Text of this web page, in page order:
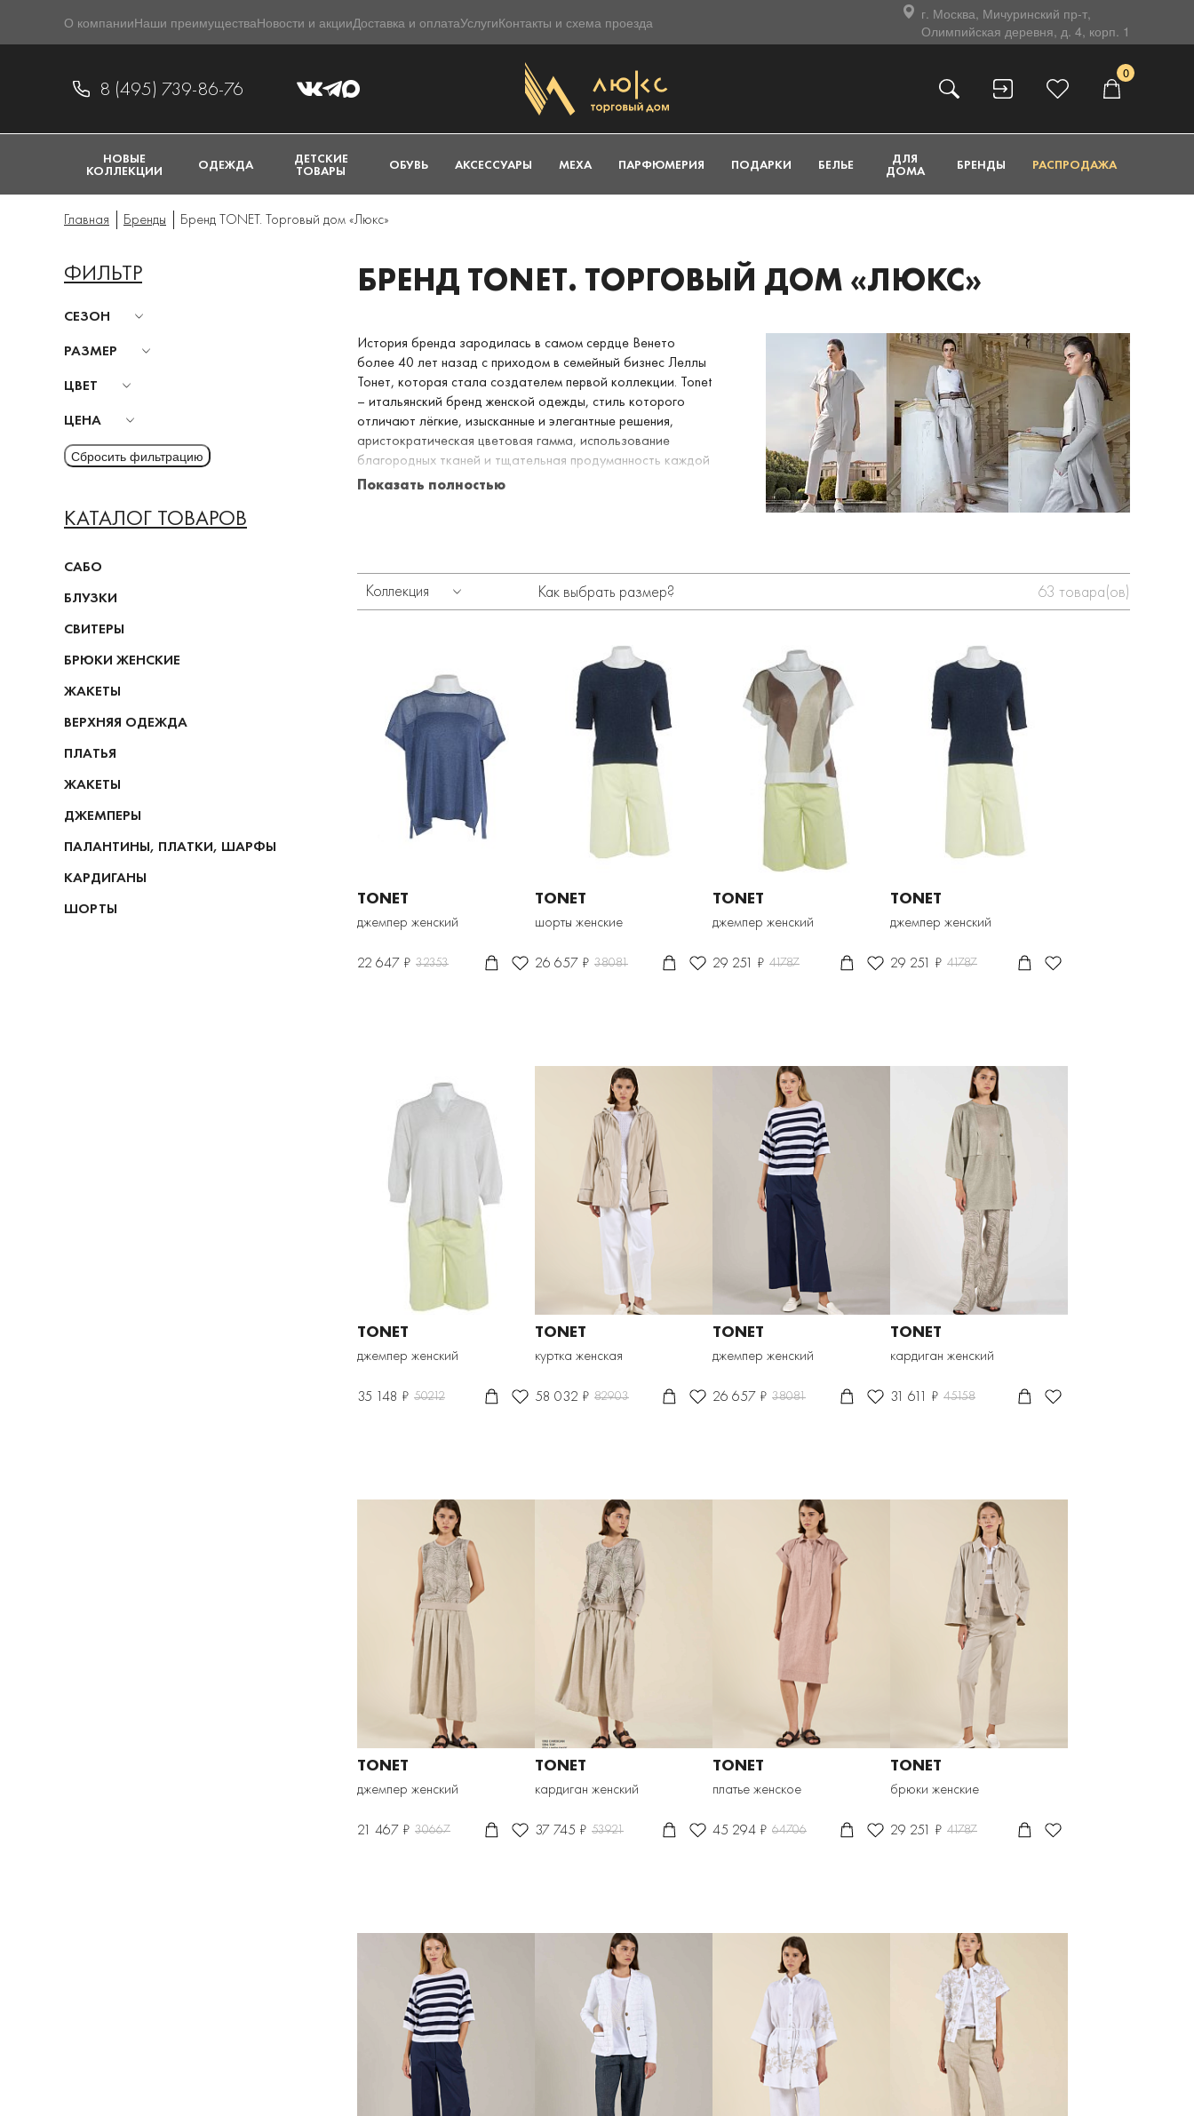
О компанииНаши преимуществаНовости и акцииДоставка и оплатаУслугиКонтакты и схема проезда
г. Москва, Мичуринский пр-т,
Олимпийская деревня, д. 4, корп. 1
8 (495) 739-86-76
0
НОВЫЕ
КОЛЛЕКЦИИ ОДЕЖДА ДЕТСКИЕ
ТОВАРЫ ОБУВЬ АКСЕССУАРЫ МЕХА ПАРФЮМЕРИЯ ПОДАРКИ БЕЛЬЕ ДЛЯ
ДОМА БРЕНДЫ РАСПРОДАЖА
Главная Бренды Бренд TONET. Торговый дом «Люкс»
ФИЛЬТР
СЕЗОН
РАЗМЕР
ЦВЕТ
ЦЕНА
КАТАЛОГ ТОВАРОВ
САБО
БЛУЗКИ
СВИТЕРЫ
БРЮКИ ЖЕНСКИЕ
ЖАКЕТЫ
ВЕРХНЯЯ ОДЕЖДА
ПЛАТЬЯ
ЖАКЕТЫ
ДЖЕМПЕРЫ
ПАЛАНТИНЫ, ПЛАТКИ, ШАРФЫ
КАРДИГАНЫ
ШОРТЫ
БРЕНД TONET. ТОРГОВЫЙ ДОМ «ЛЮКС»
История бренда зародилась в самом сердце Венето
более 40 лет назад с приходом в семейный бизнес Леллы
Тонет, которая стала создателем первой коллекции. Tonet
– итальянский бренд женской одежды, стиль которого
отличают лёгкие, изысканные и элегантные решения,
аристократическая цветовая гамма, использование
благородных тканей и тщательная продуманность каждой
детали: от сопутствующих аксессуаров до пуговиц на
Показать полностью
Коллекция Как выбрать размер? 63 товара(ов)
TONET
джемпер женский
22 647 ₽ 32353
TONET
шорты женские
26 657 ₽ 38081
TONET
джемпер женский
29 251 ₽ 41787
TONET
джемпер женский
29 251 ₽ 41787
TONET
джемпер женский
35 148 ₽ 50212
TONET
куртка женская
58 032 ₽ 82903
TONET
джемпер женский
26 657 ₽ 38081
TONET
кардиган женский
31 611 ₽ 45158
TONET
джемпер женский
21 467 ₽ 30667
TONET
кардиган женский
37 745 ₽ 53921
TONET
платье женское
45 294 ₽ 64706
TONET
брюки женские
29 251 ₽ 41787